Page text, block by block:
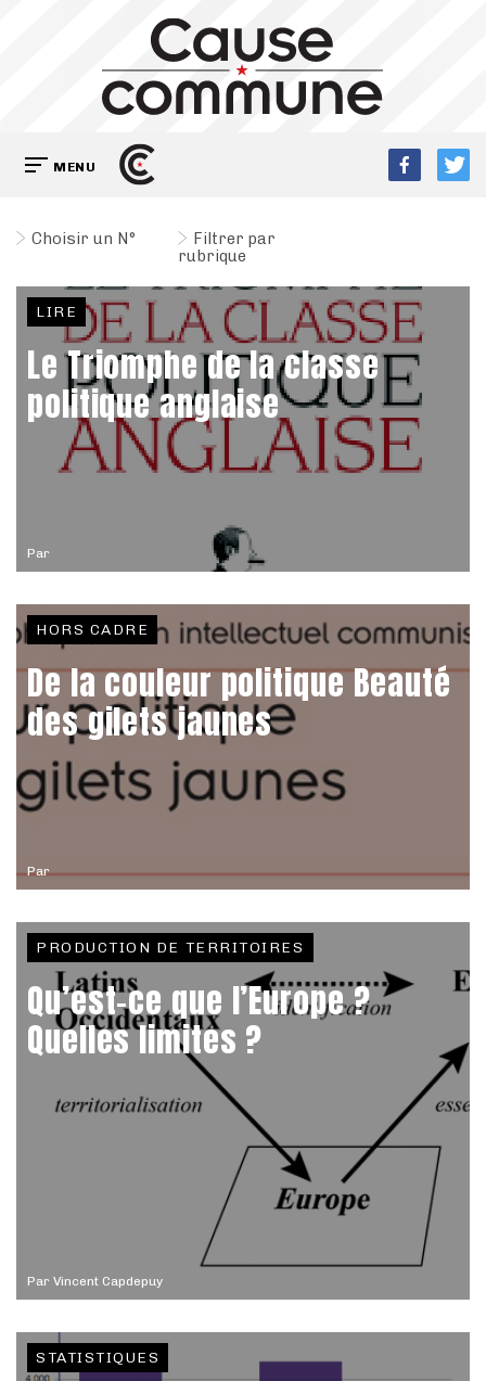
MENU
Choisir un N°
Filtrer par
rubrique
Par
LIRE
Le Triomphe de la classe
politique anglaise
Par
HORS CADRE
De la couleur politique Beauté
des gilets jaunes
Par Vincent Capdepuy
PRODUCTION DE TERRITOIRES
Qu’est-ce que l’Europe ?
Quelles limites ?
STATISTIQUES